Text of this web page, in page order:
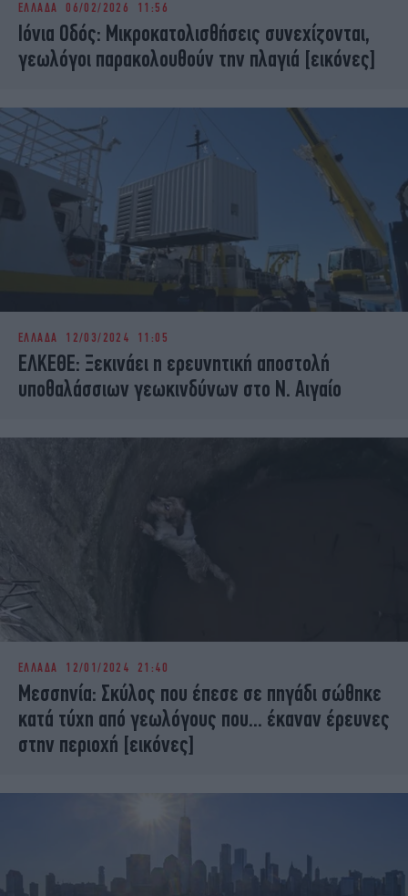
iBOOKS
OSCARS
THE OCEAN
MEDIA
ELAMEFORA
NEWSLETTER
ΕΛΛΑΔΑ 06/02/2026 11:56
Ιόνια Οδός: Μικροκατολισθήσεις συνεχίζονται,
γεωλόγοι παρακολουθούν την πλαγιά [εικόνες]
ΕΛΛΑΔΑ 12/03/2024 11:05
ΕΛΚΕΘΕ: Ξεκινάει η ερευνητική αποστολή
υποθαλάσσιων γεωκινδύνων στο Ν. Αιγαίο
ΕΛΛΑΔΑ 12/01/2024 21:40
Μεσσηνία: Σκύλος που έπεσε σε πηγάδι σώθηκε
κατά τύχη από γεωλόγους που... έκαναν έρευνες
στην περιοχή [εικόνες]